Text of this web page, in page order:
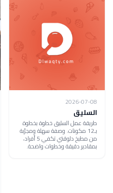
2026-07-08
السليق
طريقة عمل السليق خطوة بخطوة
بـ12 مكونات. وصفة سهلة ومجرّبة
من مطبخ دلوقتي تكفي 5 أفراد،
بمقادير دقيقة وخطوات واضحة.